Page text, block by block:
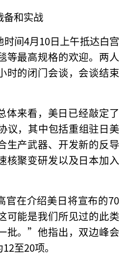
备和实战
时间4月10日上午抵达白宫
等最高规格的欢迎。两人
时的闭门会谈，会谈结束
体来看，美日已经敲定了
议，其中包括重组驻日美
生产武器、开发新的反导
核聚变研发以及日本加入
官在介绍美日将宣布的70
能是我们所见过的此类
批。”他指出，双边峰会
至20项。